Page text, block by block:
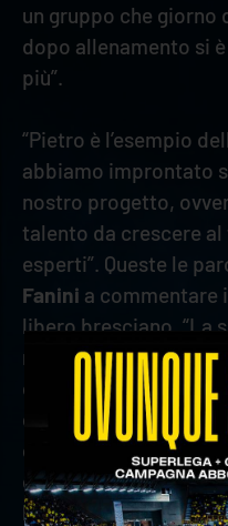
un gruppo che giorno
dopo allenamento si
più”.
“Pietro è l’esempio
abbiamo improntato
nostro progetto,
talento da crescere
esperti”. Queste le
Fanini a commentare
libero bresciano. “La
rappresentato in
continuato – Anzi, in
dimostrato serietà,
che ne fanno un
encomiabile, capace
l’attività sportiva con